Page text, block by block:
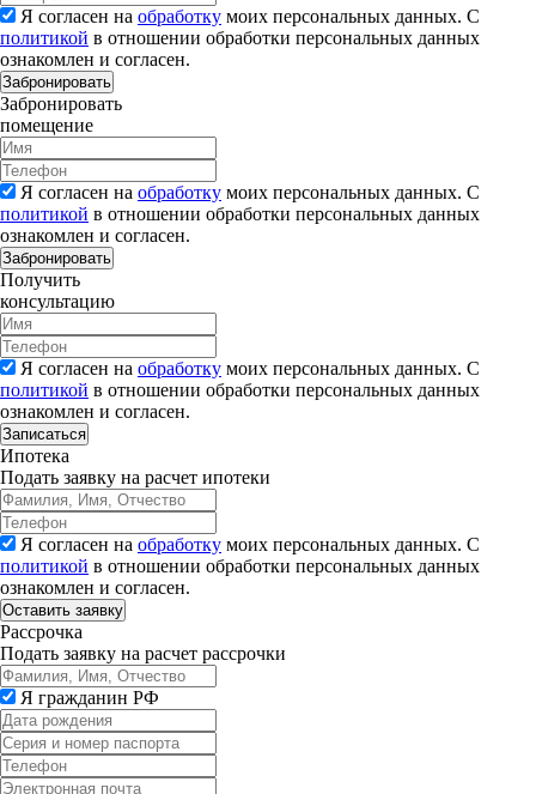
Я согласен на обработку моих персональных данных. С
политикой в отношении обработки персональных данных
ознакомлен и согласен.
Забронировать
Забронировать
помещение
Я согласен на обработку моих персональных данных. С
политикой в отношении обработки персональных данных
ознакомлен и согласен.
Забронировать
Получить
консультацию
Я согласен на обработку моих персональных данных. С
политикой в отношении обработки персональных данных
ознакомлен и согласен.
Записаться
Ипотека
Подать заявку на расчет ипотеки
Я согласен на обработку моих персональных данных. С
политикой в отношении обработки персональных данных
ознакомлен и согласен.
Рассрочка
Подать заявку на расчет рассрочки
Я гражданин РФ